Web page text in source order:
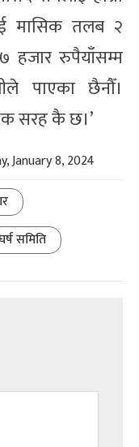
मासिक तलब २
हजार रुपैयाँसम्म
पाएका छैनौँ।
सरह कै छ।’
January 8, 2024
समिति